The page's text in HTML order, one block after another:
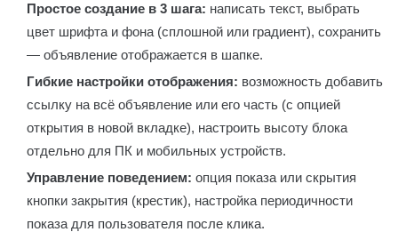
Простое создание в 3 шага: написать текст, выбрать
цвет шрифта и фона (сплошной или градиент), сохранить
— объявление отображается в шапке.
Гибкие настройки отображения: возможность добавить
ссылку на всё объявление или его часть (с опцией
открытия в новой вкладке), настроить высоту блока
отдельно для ПК и мобильных устройств.
Управление поведением: опция показа или скрытия
кнопки закрытия (крестик), настройка периодичности
показа для пользователя после клика.